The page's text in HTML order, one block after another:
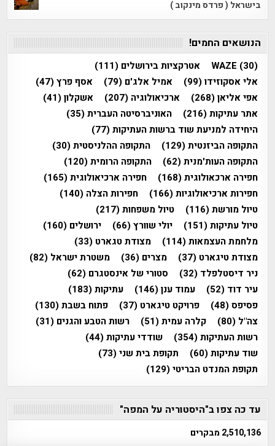
בישראל ( פרדס מינקוב )
הנושאים החמים!
WAZE (30) אטרקציות בירושלים (111)
אלי אסקוזידו(99) אמיל אלג'ם (79) אסף פרץ(47)
אפי אליאן(268) ארכיאולוגיה (207) אשקלון(41)
אתר עתיקות(216) האוניברסיטה העברית(35)
היחידה למניעת שוד ברשות העתיקות(77)
התקופה הביזנטית(129) התקופה ההלניסטית(30)
התקופה העות'מנית(62) התקופה הרומית(120)
חפירה ארכאולוגית(168) חפירה ארכיאולוגית(165)
חפירות ארכיאולוגיות(166) חפירות הצלה (140)
טיול מורשת(116) טיול משפחות(217)
טיול עתיקות(151) יולי שוורץ(66) ירושלים (160)
מלחמת העצמאות(114) מצודת טגארט (33)
מצודת טיגארט (37) מצרים (36) משטרת ישראל (82)
ניר דיסטלפלד (32) סטורי של אינסטגרם (62)
עיר דוד (52) עמוד ענן(146) עתיקות(183)
פסיפס(48) פרויקט טיגארט (37) פתוח בשבת(130)
צה"ל (80) קלרה עמית(51) רשות הטבע והגנים (31)
רשות העתיקות(354) שודדי עתיקות(44)
שוד עתיקות(60) תקופת בית שני(73)
תקופת המנדט הבריטי(129)
עד כה צפו ב"היסטוריה על המפה"
2,510,136 מבקרים